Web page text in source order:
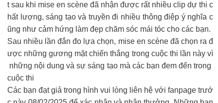
t sau khi mise en scène đã nhận được rất nhiều clip dự thi c
hất lượng, sáng tạo và truyền đi nhiều thông điệp ý nghĩa c
ũng như cảm hứng làm đẹp chăm sóc mái tóc cho các bạn.
Sau nhiều lần đắn đo lựa chọn, mise en scène đã chọn ra đ
ược những gương mặt chiến thắng trong cuộc thi lần này vì
những nội dung và sự sáng tạo mà các bạn đem đến trong
cuộc thi
Các bạn đạt giả trong hình vui lòng liên hệ với fanpage trướ